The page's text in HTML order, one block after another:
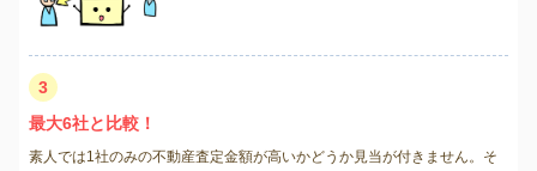
3
最大6社と比較！
素人では1社のみの不動産査定金額が高いかどうか見当が付きません。そ